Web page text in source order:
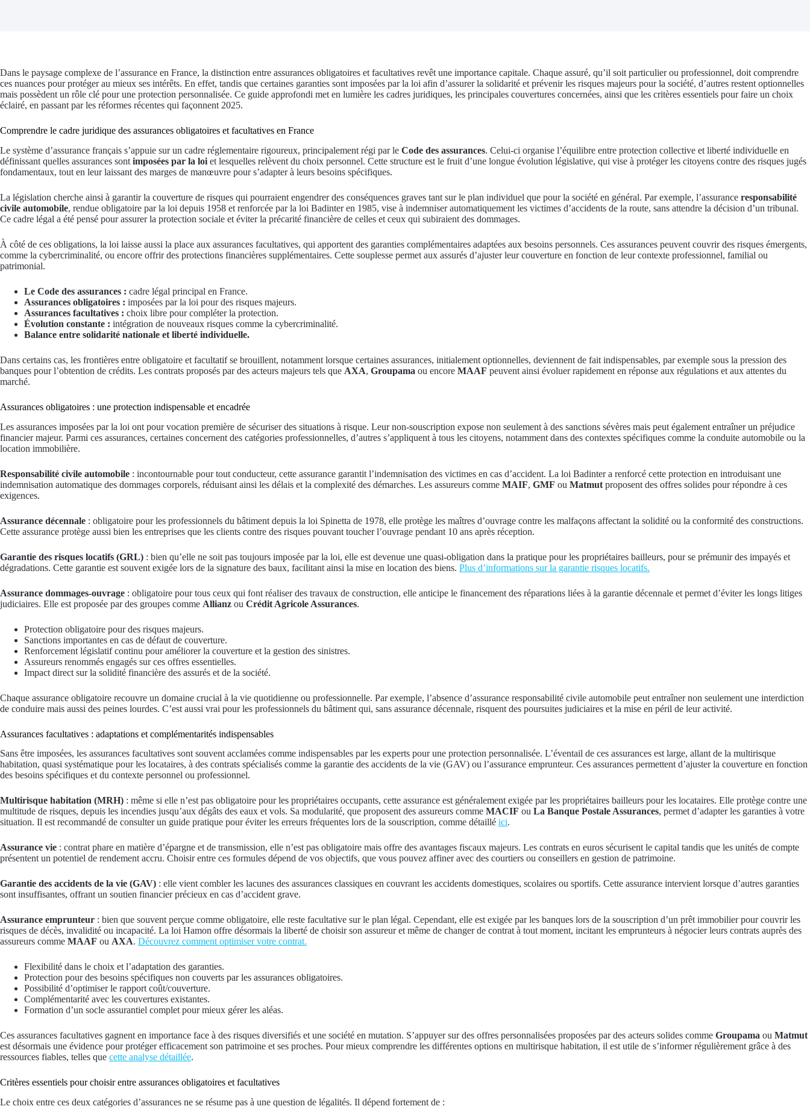
Dans le paysage complexe de l’assurance en France, la distinction entre assurances obligatoires et facultatives revêt une importance capitale. Chaque assuré, qu’il soit particulier ou professionnel, doit comprendre
ces nuances pour protéger au mieux ses intérêts. En effet, tandis que certaines garanties sont imposées par la loi afin d’assurer la solidarité et prévenir les risques majeurs pour la société, d’autres restent optionnelles
mais possèdent un rôle clé pour une protection personnalisée. Ce guide approfondi met en lumière les cadres juridiques, les principales couvertures concernées, ainsi que les critères essentiels pour faire un choix
éclairé, en passant par les réformes récentes qui façonnent 2025.
Comprendre le cadre juridique des assurances obligatoires et facultatives en France
Le système d’assurance français s’appuie sur un cadre réglementaire rigoureux, principalement régi par le Code des assurances. Celui-ci organise l’équilibre entre protection collective et liberté individuelle en
définissant quelles assurances sont imposées par la loi et lesquelles relèvent du choix personnel. Cette structure est le fruit d’une longue évolution législative, qui vise à protéger les citoyens contre des risques jugés
fondamentaux, tout en leur laissant des marges de manœuvre pour s’adapter à leurs besoins spécifiques.
La législation cherche ainsi à garantir la couverture de risques qui pourraient engendrer des conséquences graves tant sur le plan individuel que pour la société en général. Par exemple, l’assurance responsabilité
civile automobile, rendue obligatoire par la loi depuis 1958 et renforcée par la loi Badinter en 1985, vise à indemniser automatiquement les victimes d’accidents de la route, sans attendre la décision d’un tribunal.
Ce cadre légal a été pensé pour assurer la protection sociale et éviter la précarité financière de celles et ceux qui subiraient des dommages.
À côté de ces obligations, la loi laisse aussi la place aux assurances facultatives, qui apportent des garanties complémentaires adaptées aux besoins personnels. Ces assurances peuvent couvrir des risques émergents,
comme la cybercriminalité, ou encore offrir des protections financières supplémentaires. Cette souplesse permet aux assurés d’ajuster leur couverture en fonction de leur contexte professionnel, familial ou
patrimonial.
Le Code des assurances : cadre légal principal en France.
Assurances obligatoires : imposées par la loi pour des risques majeurs.
Assurances facultatives : choix libre pour compléter la protection.
Évolution constante : intégration de nouveaux risques comme la cybercriminalité.
Balance entre solidarité nationale et liberté individuelle.
Dans certains cas, les frontières entre obligatoire et facultatif se brouillent, notamment lorsque certaines assurances, initialement optionnelles, deviennent de fait indispensables, par exemple sous la pression des
banques pour l’obtention de crédits. Les contrats proposés par des acteurs majeurs tels que AXA, Groupama ou encore MAAF peuvent ainsi évoluer rapidement en réponse aux régulations et aux attentes du
marché.
Assurances obligatoires : une protection indispensable et encadrée
Les assurances imposées par la loi ont pour vocation première de sécuriser des situations à risque. Leur non-souscription expose non seulement à des sanctions sévères mais peut également entraîner un préjudice
financier majeur. Parmi ces assurances, certaines concernent des catégories professionnelles, d’autres s’appliquent à tous les citoyens, notamment dans des contextes spécifiques comme la conduite automobile ou la
location immobilière.
Responsabilité civile automobile : incontournable pour tout conducteur, cette assurance garantit l’indemnisation des victimes en cas d’accident. La loi Badinter a renforcé cette protection en introduisant une
indemnisation automatique des dommages corporels, réduisant ainsi les délais et la complexité des démarches. Les assureurs comme MAIF, GMF ou Matmut proposent des offres solides pour répondre à ces
exigences.
Assurance décennale : obligatoire pour les professionnels du bâtiment depuis la loi Spinetta de 1978, elle protège les maîtres d’ouvrage contre les malfaçons affectant la solidité ou la conformité des constructions.
Cette assurance protège aussi bien les entreprises que les clients contre des risques pouvant toucher l’ouvrage pendant 10 ans après réception.
Garantie des risques locatifs (GRL) : bien qu’elle ne soit pas toujours imposée par la loi, elle est devenue une quasi-obligation dans la pratique pour les propriétaires bailleurs, pour se prémunir des impayés et
dégradations. Cette garantie est souvent exigée lors de la signature des baux, facilitant ainsi la mise en location des biens. Plus d’informations sur la garantie risques locatifs.
Assurance dommages-ouvrage : obligatoire pour tous ceux qui font réaliser des travaux de construction, elle anticipe le financement des réparations liées à la garantie décennale et permet d’éviter les longs litiges
judiciaires. Elle est proposée par des groupes comme Allianz ou Crédit Agricole Assurances.
Protection obligatoire pour des risques majeurs.
Sanctions importantes en cas de défaut de couverture.
Renforcement législatif continu pour améliorer la couverture et la gestion des sinistres.
Assureurs renommés engagés sur ces offres essentielles.
Impact direct sur la solidité financière des assurés et de la société.
Chaque assurance obligatoire recouvre un domaine crucial à la vie quotidienne ou professionnelle. Par exemple, l’absence d’assurance responsabilité civile automobile peut entraîner non seulement une interdiction
de conduire mais aussi des peines lourdes. C’est aussi vrai pour les professionnels du bâtiment qui, sans assurance décennale, risquent des poursuites judiciaires et la mise en péril de leur activité.
Assurances facultatives : adaptations et complémentarités indispensables
Sans être imposées, les assurances facultatives sont souvent acclamées comme indispensables par les experts pour une protection personnalisée. L’éventail de ces assurances est large, allant de la multirisque
habitation, quasi systématique pour les locataires, à des contrats spécialisés comme la garantie des accidents de la vie (GAV) ou l’assurance emprunteur. Ces assurances permettent d’ajuster la couverture en fonction
des besoins spécifiques et du contexte personnel ou professionnel.
Multirisque habitation (MRH) : même si elle n’est pas obligatoire pour les propriétaires occupants, cette assurance est généralement exigée par les propriétaires bailleurs pour les locataires. Elle protège contre une
multitude de risques, depuis les incendies jusqu’aux dégâts des eaux et vols. Sa modularité, que proposent des assureurs comme MACIF ou La Banque Postale Assurances, permet d’adapter les garanties à votre
situation. Il est recommandé de consulter un guide pratique pour éviter les erreurs fréquentes lors de la souscription, comme détaillé ici.
Assurance vie : contrat phare en matière d’épargne et de transmission, elle n’est pas obligatoire mais offre des avantages fiscaux majeurs. Les contrats en euros sécurisent le capital tandis que les unités de compte
présentent un potentiel de rendement accru. Choisir entre ces formules dépend de vos objectifs, que vous pouvez affiner avec des courtiers ou conseillers en gestion de patrimoine.
Garantie des accidents de la vie (GAV) : elle vient combler les lacunes des assurances classiques en couvrant les accidents domestiques, scolaires ou sportifs. Cette assurance intervient lorsque d’autres garanties
sont insuffisantes, offrant un soutien financier précieux en cas d’accident grave.
Assurance emprunteur : bien que souvent perçue comme obligatoire, elle reste facultative sur le plan légal. Cependant, elle est exigée par les banques lors de la souscription d’un prêt immobilier pour couvrir les
risques de décès, invalidité ou incapacité. La loi Hamon offre désormais la liberté de choisir son assureur et même de changer de contrat à tout moment, incitant les emprunteurs à négocier leurs contrats auprès des
assureurs comme MAAF ou AXA. Découvrez comment optimiser votre contrat.
Flexibilité dans le choix et l’adaptation des garanties.
Protection pour des besoins spécifiques non couverts par les assurances obligatoires.
Possibilité d’optimiser le rapport coût/couverture.
Complémentarité avec les couvertures existantes.
Formation d’un socle assurantiel complet pour mieux gérer les aléas.
Ces assurances facultatives gagnent en importance face à des risques diversifiés et une société en mutation. S’appuyer sur des offres personnalisées proposées par des acteurs solides comme Groupama ou Matmut
est désormais une évidence pour protéger efficacement son patrimoine et ses proches. Pour mieux comprendre les différentes options en multirisque habitation, il est utile de s’informer régulièrement grâce à des
ressources fiables, telles que cette analyse détaillée.
Critères essentiels pour choisir entre assurances obligatoires et facultatives
Le choix entre ces deux catégories d’assurances ne se résume pas à une question de légalités. Il dépend fortement de :